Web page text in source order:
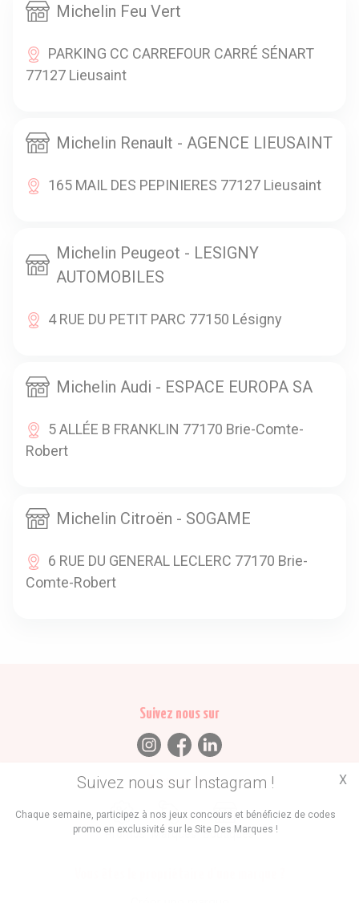
Michelin Feu Vert
PARKING CC CARREFOUR CARRÉ SÉNART
77127 Lieusaint
Michelin Renault - AGENCE LIEUSAINT
165 MAIL DES PEPINIERES 77127 Lieusaint
Michelin Peugeot - LESIGNY
AUTOMOBILES
4 RUE DU PETIT PARC 77150 Lésigny
Michelin Audi - ESPACE EUROPA SA
5 ALLÉE B FRANKLIN 77170 Brie-Comte-
Robert
Michelin Citroën - SOGAME
6 RUE DU GENERAL LECLERC 77170 Brie-
Comte-Robert
Suivez nous sur Instagram !
Chaque semaine, participez à nos jeux concours et bénéficiez de codes
promo en exclusivité sur le Site Des Marques !
X
Suivez nous sur
Trouvez des
Promos Marques Boutiques